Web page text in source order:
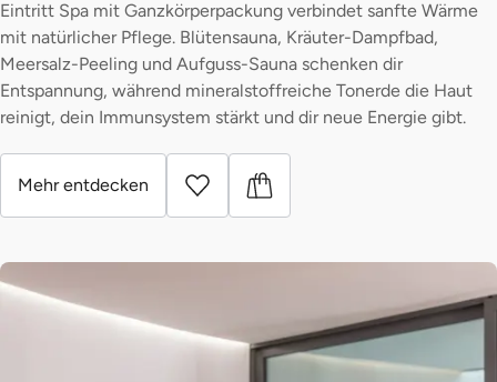
Eintritt Spa mit Ganzkörperpackung verbindet sanfte Wärme
mit natürlicher Pflege. Blütensauna, Kräuter-Dampfbad,
Meersalz-Peeling und Aufguss-Sauna schenken dir
Entspannung, während mineralstoffreiche Tonerde die Haut
reinigt, dein Immunsystem stärkt und dir neue Energie gibt.
Mehr entdecken